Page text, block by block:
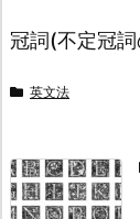
冠詞(不定冠
英文法